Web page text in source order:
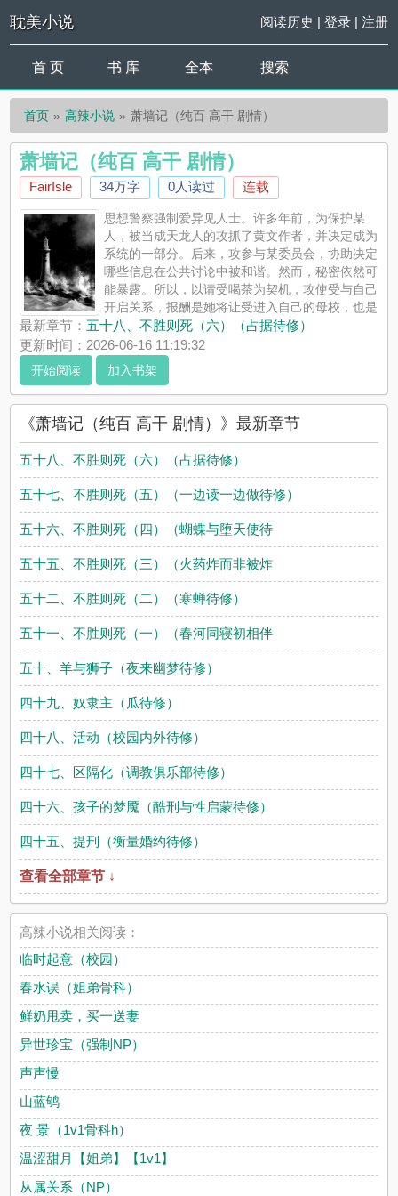
耽美小说 阅读历史 | 登录| 注册
首 页 书 库 全本 搜索
首页 高辣小说 萧墙记（纯百 高干 剧情）
萧墙记（纯百 高干 剧情）
FairIsle 34万字 0人读过 连载
思想警察强制爱异见人士。许多年前，为保护某
人，被当成天龙人的攻抓了黄文作者，并决定成为
系统的一部分。后来，攻参与某委员会，协助决定
哪些信息在公共讨论中被和谐。然而，秘密依然可
能暴露。所以，以请受喝茶为契机，攻使受与自己
开启关系，报酬是她将让受进入自己的母校，也是
受的梦校。受原本被公认将走学术花路，但一朝行差踏错，没有
学历没有职业没有健康。国家特殊时期过去，她年纪渐长，似乎
即将永没尘寰。受答应攻。...
《萧墙记（纯百 高干 剧情）》是FairIsle精心创作的高辣小说，
耽美小说实时更新萧墙记（纯百 高干 剧情）最新章节并且提供无
弹窗阅读，书友所发表的萧墙记（纯百 高干 剧情）评论，并不代
表耽美小说赞同或者支持萧墙记（纯百 高干 剧情）读者的观点。
最新章节： 五十八、不胜则死（六）（占据待修）
更新时间：2026-06-16 11:19:32
开始阅读 加入书架
《萧墙记（纯百 高干 剧情）》最新章节
五十八、不胜则死（六）（占据待修）
五十七、不胜则死（五）（一边读一边做待修）
五十六、不胜则死（四）（蝴蝶与堕天使待
五十五、不胜则死（三）（火药炸而非被炸
五十二、不胜则死（二）（寒蝉待修）
五十一、不胜则死（一）（春河同寝初相伴
五十、羊与狮子（夜来幽梦待修）
四十九、奴隶主（瓜待修）
四十八、活动（校园内外待修）
四十七、区隔化（调教俱乐部待修）
四十六、孩子的梦魇（酷刑与性启蒙待修）
四十五、提刑（衡量婚约待修）
查看全部章节 ↓
高辣小说相关阅读：
临时起意（校园）
春水误（姐弟骨科）
鲜奶甩卖，买一送妻
异世珍宝（强制NP）
声声慢
山蓝鸲
夜 景（1v1骨科h）
温涩甜月【姐弟】【1v1】
从属关系（NP）